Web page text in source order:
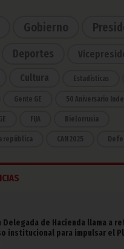
Gobierno
Deportes
Cultura Estadísticas
Gente GE 50 Aniversario
FIJA Bielorrusia
república CAN 2025
Delegada de Hacienda llama a
institucional para impulsar el